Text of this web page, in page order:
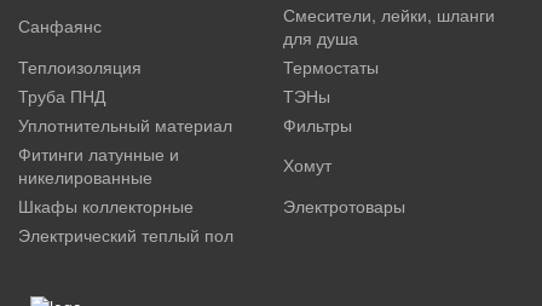
Санфаянс
Смесители, лейки, шланги
для душа
Теплоизоляция
Термостаты
Труба ПНД
ТЭНы
Уплотнительный материал
Фильтры
Фитинги латунные и
никелированные
Хомут
Шкафы коллекторные
Электротовары
Электрический теплый пол